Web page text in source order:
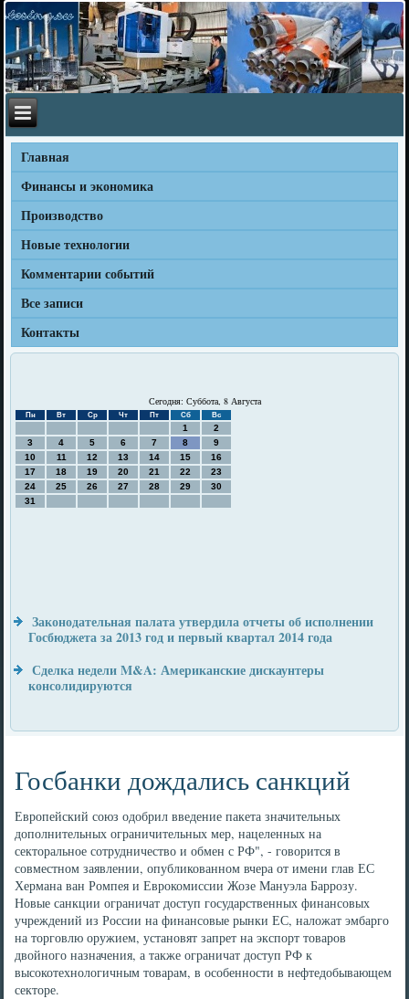
Главная
Финансы и экономика
Производство
Новые технологии
Комментарии событий
Все записи
Контакты
Сегодня: Суббота, 8 Августа
Пн Вт Ср Чт Пт Сб Вс
1
2
3
4 5 6 7 8
9
10
11 12 13 14 15
16
17
18 19 20 21 22
23
24
25 26 27 28 29
30
31
Законодательная палата утвердила отчеты об исполнении
Госбюджета за 2013 год и первый квартал 2014 года
Сделка недели M&A: Американские дискаунтеры
консолидируются
Госбанки дождались санкций
Европейский союз одобрил введение пакета значительных
дополнительных ограничительных мер, нацеленных на
секторальное сотрудничество и обмен с РФ", - говорится в
совместном заявлении, опубликованном вчера от имени глав ЕС
Хермана ван Ромпея и Еврокомиссии Жозе Мануэла Баррозу.
Новые санкции ограничат доступ государственных финансовых
учреждений из России на финансовые рынки ЕС, наложат эмбарго
на торговлю оружием, установят запрет на экспорт товаров
двойного назначения, а также ограничат доступ РФ к
высокотехнологичным товарам, в особенности в нефтедобывающем
секторе.